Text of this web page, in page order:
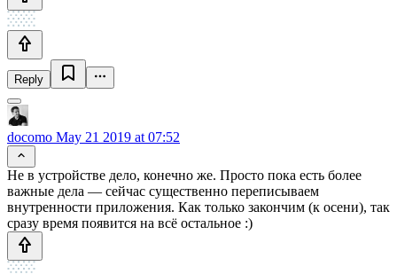
Reply
docomo May 21 2019 at 07:52
Не в устройстве дело, конечно же. Просто пока есть более
важные дела — сейчас существенно переписываем
внутренности приложения. Как только закончим (к осени), так
сразу время появится на всё остальное :)